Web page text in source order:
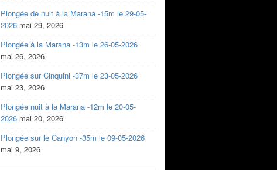
Plongée de nuit à la Marana -15m le 29-05-
2026 mai 29, 2026
Plongée à la Marana -13m le 26-05-2026
mai 26, 2026
Plongée sur Cinquini -37m le 23-05-2026
mai 23, 2026
Plongée nuit à la Marana -12m le 20-05-
2026 mai 20, 2026
Plongée sur le Canyon -35m le 09-05-2026
mai 9, 2026